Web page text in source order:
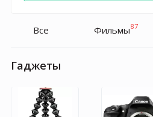
Все Фильмы87
Гаджеты